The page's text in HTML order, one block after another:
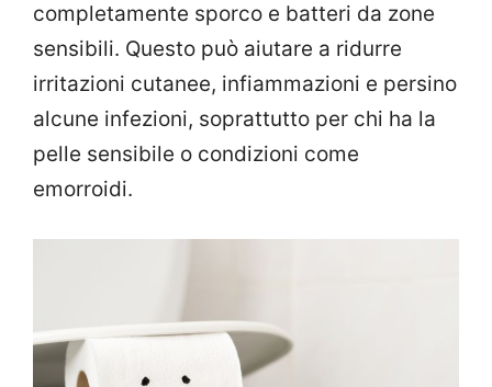
completamente sporco e batteri da zone
sensibili. Questo può aiutare a ridurre
irritazioni cutanee, infiammazioni e persino
alcune infezioni, soprattutto per chi ha la
pelle sensibile o condizioni come
emorroidi.